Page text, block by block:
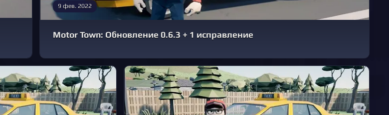
9 фев. 2022
Motor Town: Обновление 0.6.3 + 1 исправление